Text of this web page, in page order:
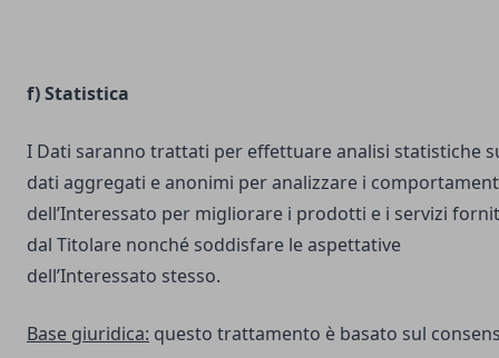
f) Statistica
I Dati saranno trattati per effettuare analisi statistiche
dati aggregati e anonimi per analizzare i
dell’Interessato per migliorare i prodotti e i servizi
dal Titolare nonché soddisfare le aspettative
dell’Interessato stesso.
Base giuridica: questo trattamento è basato sul